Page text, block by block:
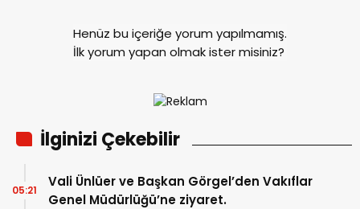
Henüz bu içeriğe yorum yapılmamış.
İlk yorum yapan olmak ister misiniz?
İlginizi Çekebilir
Vali Ünlüer ve Başkan Görgel’den Vakıflar
Genel Müdürlüğü’ne ziyaret.
05:21